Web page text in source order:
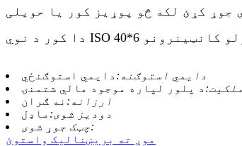
دايمي استوګنه: دايمي استوګنځي
د پلور لپاره موجود مالي شتمنۍ
ارزانه: نه ګران
دودیز شوی: ماډل
چټک جوړ شوی:
موږ ته بریښنالیک واستوئ